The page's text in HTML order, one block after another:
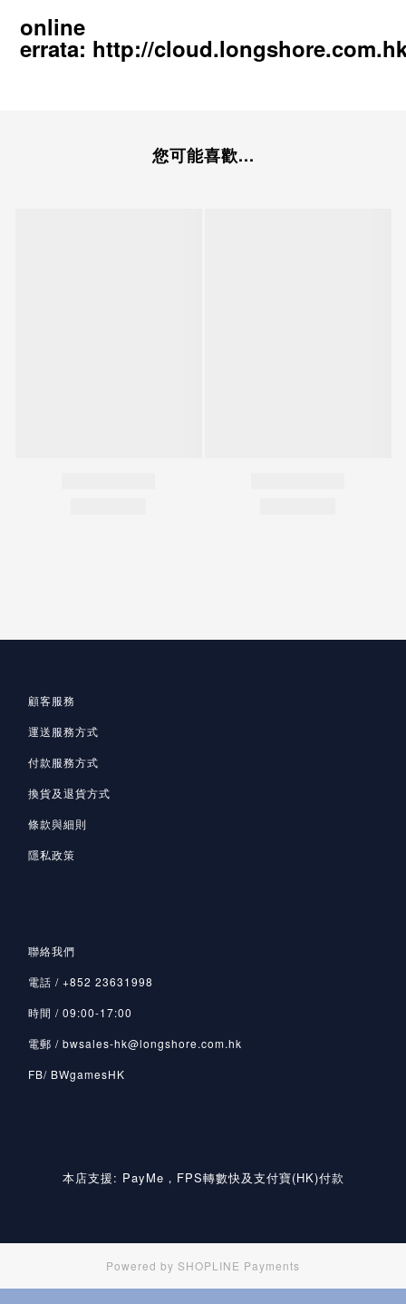
online
errata: http://
您可能喜歡...
顧客服務
運送服務方式
付款服務方式
換貨及退貨方式
條款與細則
隱私政策
聯絡我們
電話 / +852 23631998
時間 / 09:00-17:00
電郵 / bwsales-hk@longshore.com.hk
FB/ BWgamesHK
本店支援: PayMe，FPS轉數快及支付寶(HK)付款
Powered by SHOPLINE Payments